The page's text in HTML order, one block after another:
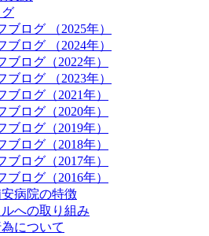
ブログ （2025年）
ブログ （2024年）
ブログ（2022年）
ブログ （2023年）
ブログ（2021年）
ブログ（2020年）
ブログ（2019年）
ブログ（2018年）
ブログ（2017年）
ブログ（2016年）
病院の特徴
への取り組み
について